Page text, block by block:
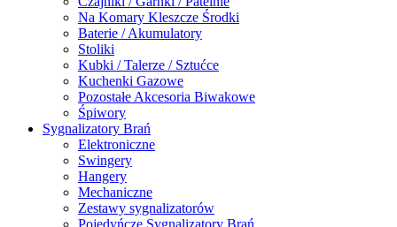
Na Komary Kleszcze Środki
Baterie / Akumulatory
Stoliki
Kubki / Talerze / Sztućce
Kuchenki Gazowe
Pozostałe Akcesoria Biwakowe
Śpiwory
Sygnalizatory Brań
Elektroniczne
Swingery
Hangery
Mechaniczne
Zestawy sygnalizatorów
Pojedyńcze Sygnalizatory Brań